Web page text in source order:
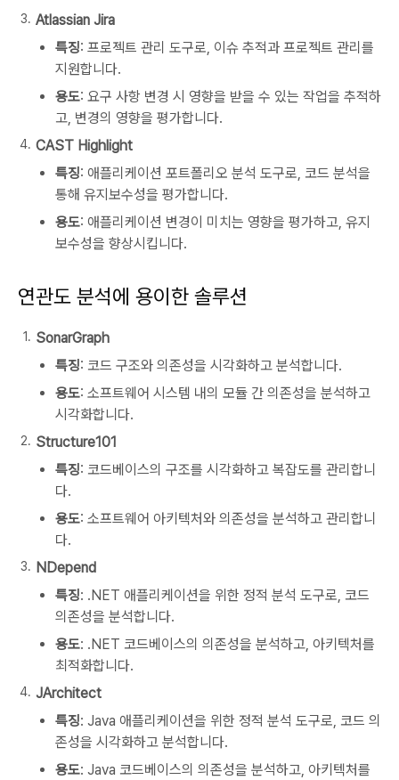
Atlassian Jira
특징: 프로젝트 관리 도구로, 이슈 추적과 프로젝트 관리를
지원합니다.
용도: 요구 사항 변경 시 영향을 받을 수 있는 작업을 추적하
고, 변경의 영향을 평가합니다.
CAST Highlight
특징: 애플리케이션 포트폴리오 분석 도구로, 코드 분석을
통해 유지보수성을 평가합니다.
용도: 애플리케이션 변경이 미치는 영향을 평가하고, 유지
보수성을 향상시킵니다.
연관도 분석에 용이한 솔루션
SonarGraph
특징: 코드 구조와 의존성을 시각화하고 분석합니다.
용도: 소프트웨어 시스템 내의 모듈 간 의존성을 분석하고
시각화합니다.
Structure101
특징: 코드베이스의 구조를 시각화하고 복잡도를 관리합니
다.
용도: 소프트웨어 아키텍처와 의존성을 분석하고 관리합니
다.
NDepend
특징: .NET 애플리케이션을 위한 정적 분석 도구로, 코드
의존성을 분석합니다.
용도: .NET 코드베이스의 의존성을 분석하고, 아키텍처를
최적화합니다.
JArchitect
특징: Java 애플리케이션을 위한 정적 분석 도구로, 코드 의
존성을 시각화하고 분석합니다.
용도: Java 코드베이스의 의존성을 분석하고, 아키텍처를